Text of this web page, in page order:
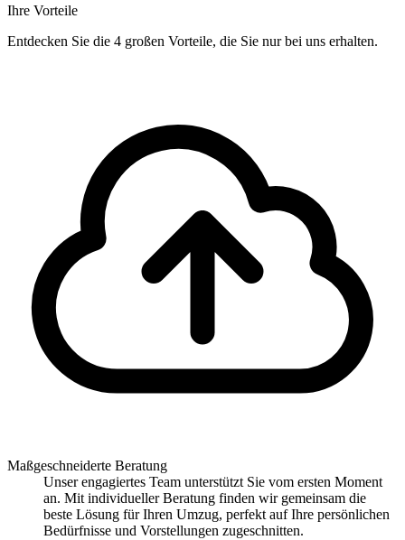
Ihre Vorteile
Entdecken Sie die 4 großen Vorteile, die Sie nur bei uns erhalten.
Maßgeschneiderte Beratung
Unser engagiertes Team unterstützt Sie vom ersten Moment
an. Mit individueller Beratung finden wir gemeinsam die
beste Lösung für Ihren Umzug, perfekt auf Ihre persönlichen
Bedürfnisse und Vorstellungen zugeschnitten.